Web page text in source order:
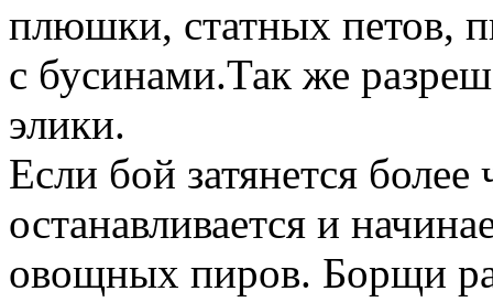
плюшки, статных петов,
с бусинами.Так же
элики.
Если бой затянется
останавливается и
овощных пиров. Борщи